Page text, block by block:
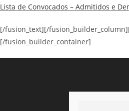
Lista de Convocados – Admitidos e
[/fusion_text][/
[/fusion_builder_container]